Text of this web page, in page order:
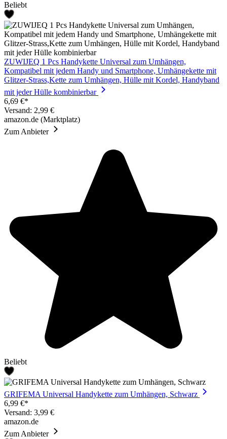
Beliebt
ZUWIJEQ 1 Pcs Handykette Universal zum Umhängen,
Kompatibel mit jedem Handy und Smartphone, Umhängekette mit
Glitzer-Strass,Kette zum Umhängen, Hülle mit Kordel, Handyband
mit jeder Hülle kombinierbar
6,69 €*
Versand: 2,99 €
amazon.de (Marktplatz)
Zum Anbieter
Beliebt
GRIFEMA Universal Handykette zum Umhängen, Schwarz
6,99 €*
Versand: 3,99 €
amazon.de
Zum Anbieter